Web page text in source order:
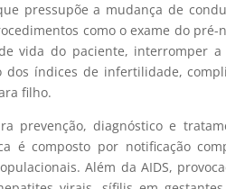
pressupõe a mudança de
como o exame do
vida do paciente, interromper
dos índices de infertilidade,
filho.
prevenção, diagnóstico e
é composto por notificação
Além da AIDS,